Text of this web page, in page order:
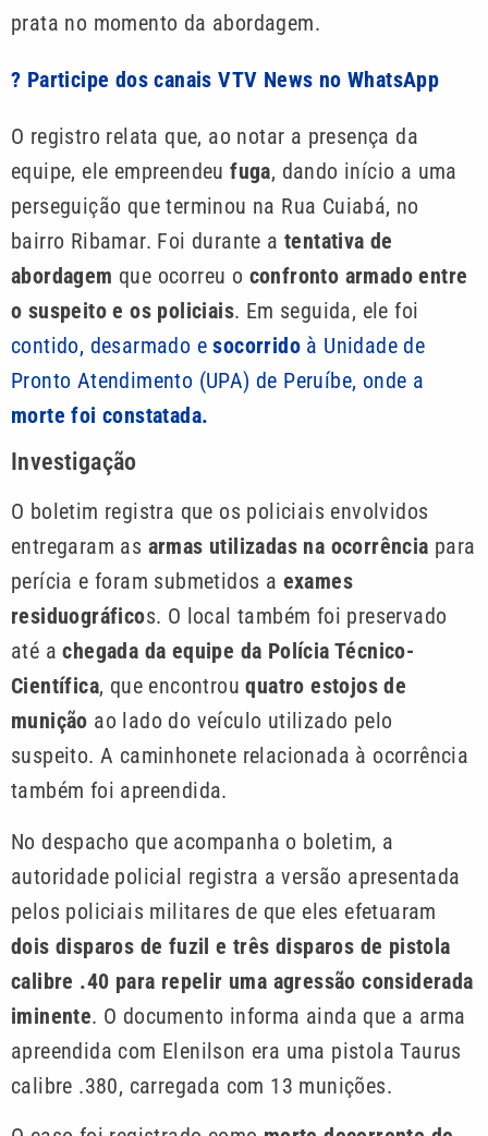
prata no momento da abordagem.
? Participe dos canais VTV News no WhatsApp
O registro relata que, ao notar a presença da
equipe, ele empreendeufuga, dando início a uma
perseguição que terminou na Rua Cuiabá, no
bairro Ribamar. Foi durante a tentativa de
abordagem que ocorreu o confronto armado entre
o suspeito e os policiais. Em seguida, ele foi
contido, desarmado esocorrido à Unidade de
Pronto Atendimento (UPA) de Peruíbe, onde a
morte foi constatada.
Investigação
O boletim registra que os policiais envolvidos
entregaram as armas utilizadas na ocorrência para
perícia e foram submetidos a exames
residuográficos. O local também foi preservado
até achegada da equipe da Polícia Técnico-
Científica, que encontrou quatro estojos de
munição ao lado do veículo utilizado pelo
suspeito. A caminhonete relacionada à ocorrência
também foi apreendida.
No despacho que acompanha o boletim, a
autoridade policial registra a versão apresentada
pelos policiais militares de que eles efetuaram
dois disparos de fuzil e três disparos de pistola
calibre .40 para repelir uma agressão considerada
iminente. O documento informa ainda que a arma
apreendida com Elenilson era uma pistola Taurus
calibre .380, carregada com 13 munições.